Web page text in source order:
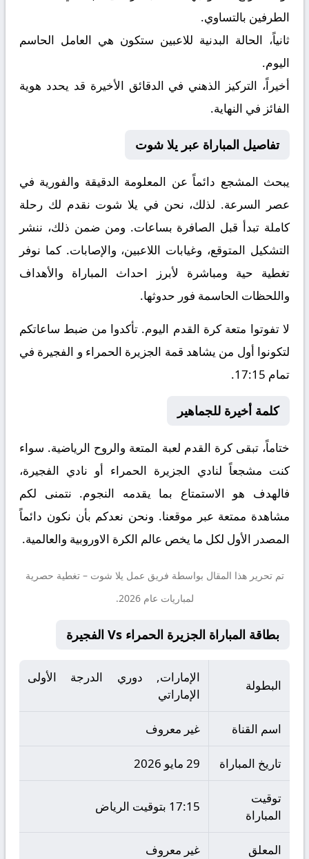
الطرفين بالتساوي.
ثانياً، الحالة البدنية للاعبين ستكون هي العامل الحاسم
اليوم.
أخيراً، التركيز الذهني في الدقائق الأخيرة قد يحدد هوية
الفائز في النهاية.
تفاصيل المباراة عبر يلا شوت
يبحث المشجع دائماً عن المعلومة الدقيقة والفورية في
عصر السرعة. لذلك، نحن في يلا شوت نقدم لك رحلة
كاملة تبدأ قبل الصافرة بساعات. ومن ضمن ذلك، ننشر
التشكيل المتوقع، وغيابات اللاعبين، والإصابات. كما نوفر
تغطية حية ومباشرة لأبرز احداث المباراة والأهداف
واللحظات الحاسمة فور حدوثها.
لا تفوتوا متعة كرة القدم اليوم. تأكدوا من ضبط ساعاتكم
لتكونوا أول من يشاهد قمة الجزيرة الحمراء و الفجيرة في
تمام 17:15.
كلمة أخيرة للجماهير
ختاماً، تبقى كرة القدم لعبة المتعة والروح الرياضية. سواء
كنت مشجعاً لنادي الجزيرة الحمراء أو نادي الفجيرة،
فالهدف هو الاستمتاع بما يقدمه النجوم. نتمنى لكم
مشاهدة ممتعة عبر موقعنا. ونحن نعدكم بأن نكون دائماً
المصدر الأول لكل ما يخص عالم الكرة الاوروبية والعالمية.
تم تحرير هذا المقال بواسطة فريق عمل يلا شوت – تغطية حصرية
لمباريات عام 2026.
بطاقة المباراة الجزيرة الحمراء Vs الفجيرة
البطولة
الإمارات, دوري الدرجة الأولى
الإماراتي
اسم القناة غير معروف
تاريخ المباراة 29 مايو 2026
توقيت
المباراة
17:15 بتوقيت الرياض
المعلق غير معروف